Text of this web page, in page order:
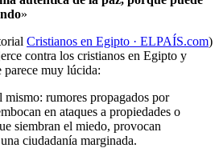
»
Cristianos en Egipto · ELPAÍS.com)
contra los cristianos en Egipto y
parece muy lúcida:
mismo: rumores propagados por
en ataques a propiedades o
siembran el miedo, provocan
ciudadanía marginada.